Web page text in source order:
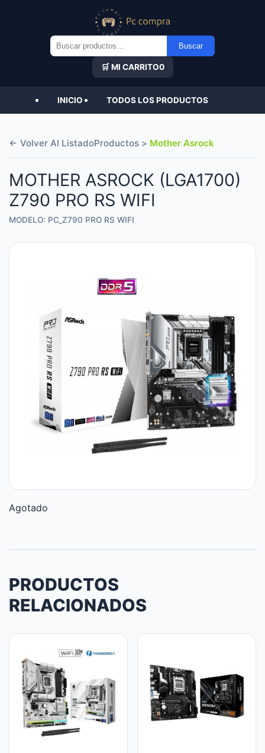
Buscar
por:
Buscar
🛒 MI CARRITO0
INICIO TODOS LOS PRODUCTOS
← Volver Al ListadoProductos > Mother Asrock
MOTHER ASROCK (LGA1700)
Z790 PRO RS WIFI
MODELO: PC_Z790 PRO RS WIFI
Agotado
PRODUCTOS
RELACIONADOS